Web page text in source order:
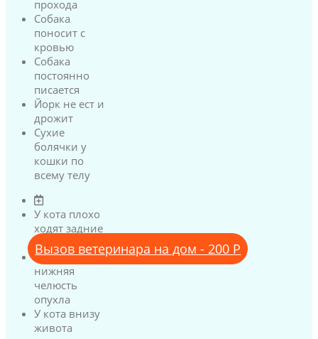
Вызов ветеринара на дом - 200 Р
прохода
Собака
поносит с
кровью
Собака
постоянно
писается
Йорк не ест и
дрожит
Сухие
болячки у
кошки по
всему телу
У кота плохо
ходят задние
лапы
У кота
нижняя
челюсть
опухла
У кота внизу
живота